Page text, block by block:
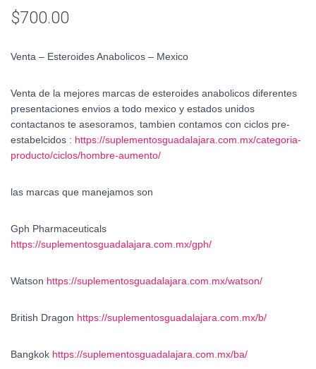
$700.00
Venta – Esteroides Anabolicos – Mexico
Venta de la mejores marcas de esteroides anabolicos diferentes
presentaciones envios a todo mexico y estados unidos
contactanos te asesoramos, tambien contamos con ciclos pre-
estabelcidos : https://suplementosguadalajara.com.mx/categoria-
producto/ciclos/hombre-aumento/
las marcas que manejamos son
Gph Pharmaceuticals
https://suplementosguadalajara.com.mx/gph/
Watson https://suplementosguadalajara.com.mx/watson/
British Dragon https://suplementosguadalajara.com.mx/b/
Bangkok https://suplementosguadalajara.com.mx/ba/